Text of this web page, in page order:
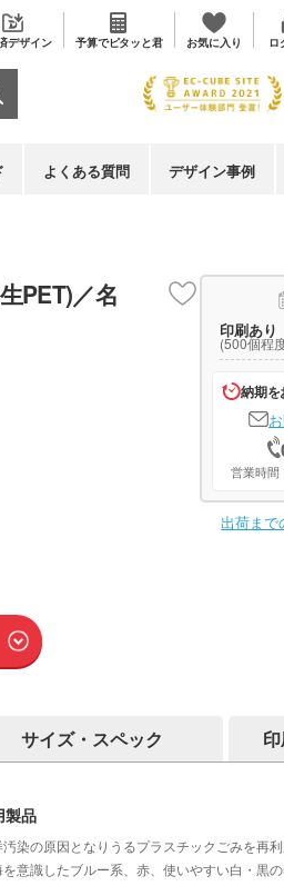
デザイン 予算でピタッと君 お気に入り ロ
よくある質問 デザイン事例
PET)／名
印刷あり
(500個程
納期を
営業時間
出荷まで
サイズ・スペック
製品
染の原因となりうるプラスチックごみを再
意識したブルー系、赤、使いやすい白・黒